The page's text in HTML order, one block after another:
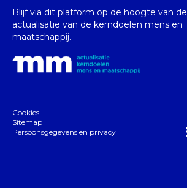
Blijf via dit platform op de hoogte van de
actualisatie van de kerndoelen mens en
maatschappij.
Cookies
Sitemap
Persoonsgegevens en privacy